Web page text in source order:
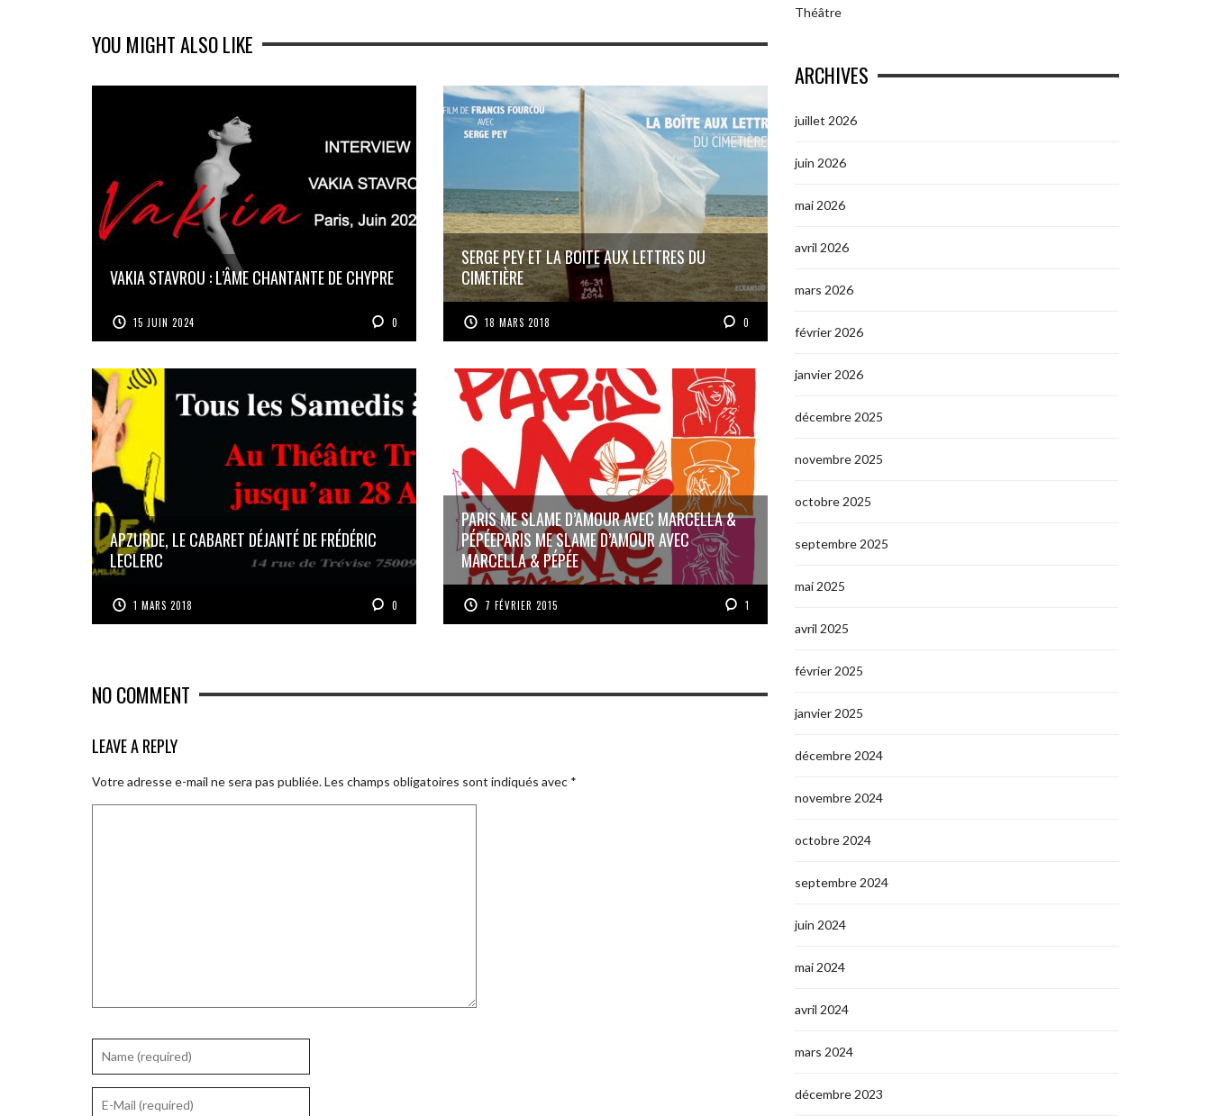
YOU MIGHT ALSO LIKE
VAKIA STAVROU : L’ÂME CHANTANTE DE CHYPRE
15 JUIN 2024 0
SERGE PEY ET LA BOITE AUX LETTRES DU
CIMETIÈRE
18 MARS 2018 0
APZURDE, LE CABARET DÉJANTÉ DE FRÉDÉRIC
LECLERC
1 MARS 2018 0
PARIS ME SLAME D’AMOUR AVEC MARCELLA &
PÉPÉEPARIS ME SLAME D’AMOUR AVEC
MARCELLA & PÉPÉE
7 FÉVRIER 2015 1
NO COMMENT
LEAVE A REPLY
Votre adresse e-mail ne sera pas publiée.Les champs obligatoires sont indiqués avec *
Théâtre
ARCHIVES
juillet 2026
juin 2026
mai 2026
avril 2026
mars 2026
février 2026
janvier 2026
décembre 2025
novembre 2025
octobre 2025
septembre 2025
mai 2025
avril 2025
février 2025
janvier 2025
décembre 2024
novembre 2024
octobre 2024
septembre 2024
juin 2024
mai 2024
avril 2024
mars 2024
décembre 2023